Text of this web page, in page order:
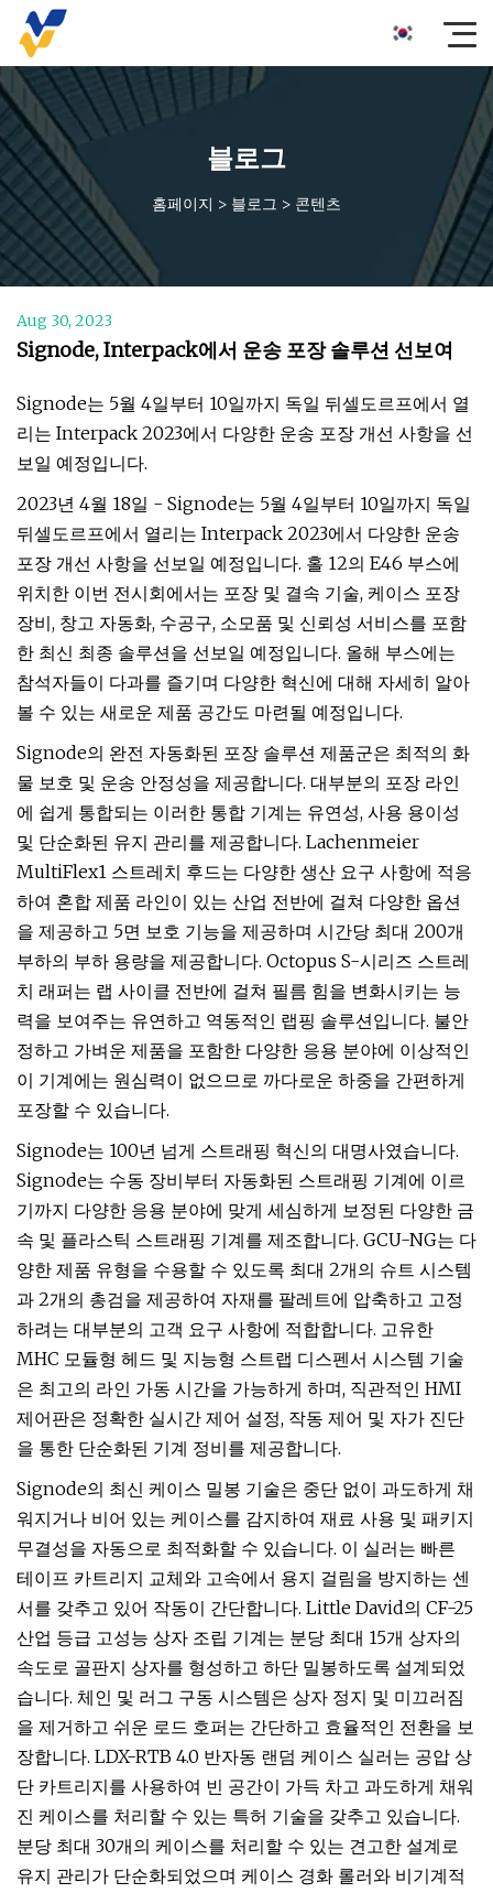
블로그
홈페이지 > 블로그 > 콘텐츠
Aug 30, 2023
Signode, Interpack에서 운송 포장 솔루션 선보여
Signode는 5월 4일부터 10일까지 독일 뒤셀도르프에서 열
리는 Interpack 2023에서 다양한 운송 포장 개선 사항을 선
보일 예정입니다.
2023년 4월 18일 - Signode는 5월 4일부터 10일까지 독일
뒤셀도르프에서 열리는 Interpack 2023에서 다양한 운송
포장 개선 사항을 선보일 예정입니다. 홀 12의 E46 부스에
위치한 이번 전시회에서는 포장 및 결속 기술, 케이스 포장
장비, 창고 자동화, 수공구, 소모품 및 신뢰성 서비스를 포함
한 최신 최종 솔루션을 선보일 예정입니다. 올해 부스에는
참석자들이 다과를 즐기며 다양한 혁신에 대해 자세히 알아
볼 수 있는 새로운 제품 공간도 마련될 예정입니다.
Signode의 완전 자동화된 포장 솔루션 제품군은 최적의 화
물 보호 및 운송 안정성을 제공합니다. 대부분의 포장 라인
에 쉽게 통합되는 이러한 통합 기계는 유연성, 사용 용이성
및 단순화된 유지 관리를 제공합니다. Lachenmeier
MultiFlex1 스트레치 후드는 다양한 생산 요구 사항에 적응
하여 혼합 제품 라인이 있는 산업 전반에 걸쳐 다양한 옵션
을 제공하고 5면 보호 기능을 제공하며 시간당 최대 200개
부하의 부하 용량을 제공합니다. Octopus S-시리즈 스트레
치 래퍼는 랩 사이클 전반에 걸쳐 필름 힘을 변화시키는 능
력을 보여주는 유연하고 역동적인 랩핑 솔루션입니다. 불안
정하고 가벼운 제품을 포함한 다양한 응용 분야에 이상적인
이 기계에는 원심력이 없으므로 까다로운 하중을 간편하게
포장할 수 있습니다.
Signode는 100년 넘게 스트래핑 혁신의 대명사였습니다.
Signode는 수동 장비부터 자동화된 스트래핑 기계에 이르
기까지 다양한 응용 분야에 맞게 세심하게 보정된 다양한 금
속 및 플라스틱 스트래핑 기계를 제조합니다. GCU-NG는 다
양한 제품 유형을 수용할 수 있도록 최대 2개의 슈트 시스템
과 2개의 총검을 제공하여 자재를 팔레트에 압축하고 고정
하려는 대부분의 고객 요구 사항에 적합합니다. 고유한
MHC 모듈형 헤드 및 지능형 스트랩 디스펜서 시스템 기술
은 최고의 라인 가동 시간을 가능하게 하며, 직관적인 HMI
제어판은 정확한 실시간 제어 설정, 작동 제어 및 자가 진단
을 통한 단순화된 기계 정비를 제공합니다.
Signode의 최신 케이스 밀봉 기술은 중단 없이 과도하게 채
워지거나 비어 있는 케이스를 감지하여 재료 사용 및 패키지
무결성을 자동으로 최적화할 수 있습니다. 이 실러는 빠른
테이프 카트리지 교체와 고속에서 용지 걸림을 방지하는 센
서를 갖추고 있어 작동이 간단합니다. Little David의 CF-25
산업 등급 고성능 상자 조립 기계는 분당 최대 15개 상자의
속도로 골판지 상자를 형성하고 하단 밀봉하도록 설계되었
습니다. 체인 및 러그 구동 시스템은 상자 정지 및 미끄러짐
을 제거하고 쉬운 로드 호퍼는 간단하고 효율적인 전환을 보
장합니다. LDX-RTB 4.0 반자동 랜덤 케이스 실러는 공압 상
단 카트리지를 사용하여 빈 공간이 가득 차고 과도하게 채워
진 케이스를 처리할 수 있는 특허 기술을 갖추고 있습니다.
분당 최대 30개의 케이스를 처리할 수 있는 견고한 설계로
유지 관리가 단순화되었으며 케이스 경화 롤러와 비기계적